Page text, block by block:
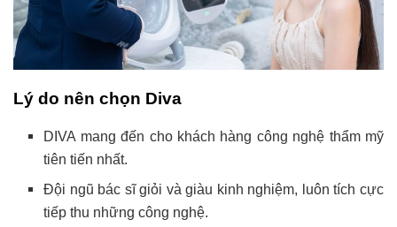
Lý do nên chọn Diva
DIVA mang đến cho khách hàng công nghệ thẩm mỹ
tiên tiến nhất.
Đội ngũ bác sĩ giỏi và giàu kinh nghiệm, luôn tích cực
tiếp thu những công nghệ.